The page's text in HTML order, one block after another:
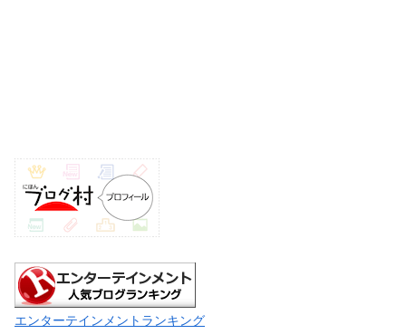
エンターテインメントランキング